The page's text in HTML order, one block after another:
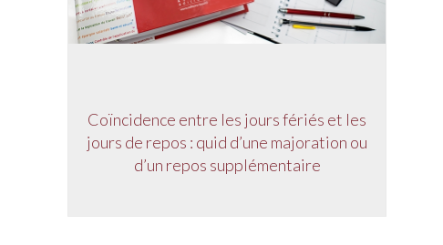
Coïncidence entre les jours fériés et les
jours de repos : quid d’une majoration ou
d’un repos supplémentaire